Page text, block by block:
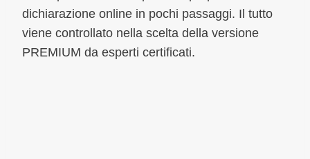
dichiarazione online in pochi passaggi. Il tutto
viene controllato nella scelta della versione
PREMIUM da esperti certificati.